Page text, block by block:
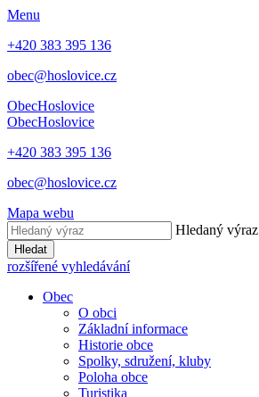
Menu
+420 383 395 136
obec@hoslovice.cz
ObecHoslovice
ObecHoslovice
+420 383 395 136
obec@hoslovice.cz
Mapa webu
Hledaný výraz
Hledat
rozšířené vyhledávání
Obec
O obci
Základní informace
Historie obce
Spolky, sdružení, kluby
Poloha obce
Turistika